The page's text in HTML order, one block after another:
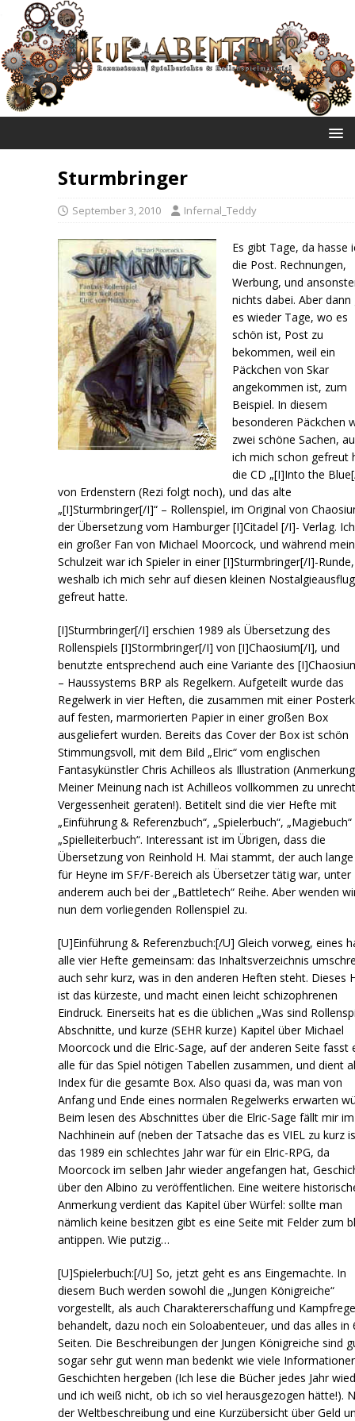
Sturmbringer
September 3, 2010 Infernal_Teddy
Es gibt Tage, da hasse
die Post. Rechnungen,
Werbung, und
nichts dabei. Aber dann
es wieder Tage, wo es
schön ist, Post zu
bekommen, weil ein
Päckchen von Skar
angekommen ist, zum
Beispiel. In diesem
besonderen Päckchen
zwei schöne Sachen,
ich mich schon gefreut
die CD „[I]Into the
von Erdenstern (Rezi folgt noch), und das alte
„[I]Sturmbringer[/I]“ – Rollenspiel, im Original von
der Übersetzung vom Hamburger [I]Citadel [/I]- Verlag.
ein großer Fan von Michael Moorcock, und während
Schulzeit war ich Spieler in einer [I]Sturmbringer[/I]-Runde,
weshalb ich mich sehr auf diesen kleinen Nostalgieausflug
gefreut hatte.
[I]Sturmbringer[/I] erschien 1989 als Übersetzung des
Rollenspiels [I]Stormbringer[/I] von [I]Chaosium[/I], und
benutzte entsprechend auch eine Variante des
– Haussystems BRP als Regelkern. Aufgeteilt wurde das
Regelwerk in vier Heften, die zusammen mit einer
auf festen, marmorierten Papier in einer großen Box
ausgeliefert wurden. Bereits das Cover der Box ist schön
Stimmungsvoll, mit dem Bild „Elric“ vom englischen
Fantasykünstler Chris Achilleos als Illustration
Meiner Meinung nach ist Achilleos vollkommen zu
Vergessenheit geraten!). Betitelt sind die vier Hefte mit
„Einführung & Referenzbuch“, „Spielerbuch“,
„Spielleiterbuch“. Interessant ist im Übrigen, dass die
Übersetzung von Reinhold H. Mai stammt, der auch
für Heyne im SF/F-Bereich als Übersetzer tätig war, unter
anderem auch bei der „Battletech“ Reihe. Aber wenden
nun dem vorliegenden Rollenspiel zu.
[U]Einführung & Referenzbuch:[/U] Gleich vorweg, eines
alle vier Hefte gemeinsam: das Inhaltsverzeichnis
auch sehr kurz, was in den anderen Heften steht. Dieses
ist das kürzeste, und macht einen leicht schizophrenen
Eindruck. Einerseits hat es die üblichen „Was sind
Abschnitte, und kurze (SEHR kurze) Kapitel über Michael
Moorcock und die Elric-Sage, auf der anderen Seite fasst
alle für das Spiel nötigen Tabellen zusammen, und dient
Index für die gesamte Box. Also quasi da, was man von
Anfang und Ende eines normalen Regelwerks erwarten
Beim lesen des Abschnittes über die Elric-Sage fällt mir im
Nachhinein auf (neben der Tatsache das es VIEL zu kurz
das 1989 ein schlechtes Jahr war für ein Elric-RPG, da
Moorcock im selben Jahr wieder angefangen hat,
über den Albino zu veröffentlichen. Eine weitere
Anmerkung verdient das Kapitel über Würfel: sollte man
nämlich keine besitzen gibt es eine Seite mit Felder zum
antippen. Wie putzig…
[U]Spielerbuch:[/U] So, jetzt geht es ans Eingemachte. In
diesem Buch werden sowohl die „Jungen Königreiche“
vorgestellt, als auch Charaktererschaffung und
behandelt, dazu noch ein Soloabenteuer, und das alles in
Seiten. Die Beschreibungen der Jungen Königreiche sind
sogar sehr gut wenn man bedenkt wie viele
Geschichten hergeben (Ich lese die Bücher jedes Jahr
und ich weiß nicht, ob ich so viel herausgezogen hätte!).
der Weltbeschreibung und eine Kurzübersicht über Geld